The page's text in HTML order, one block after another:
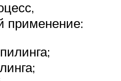
применение: